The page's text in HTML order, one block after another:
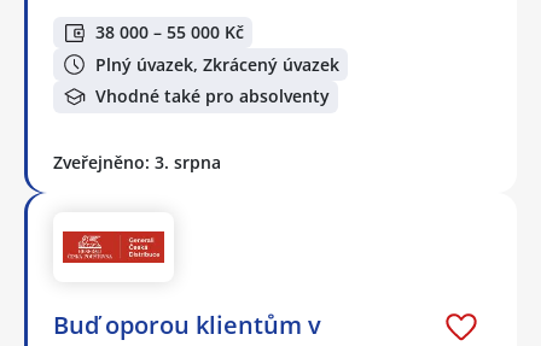
38 000 – 55 000 Kč
Plný úvazek, Zkrácený úvazek
Vhodné také pro absolventy
Zveřejněno: 3. srpna
Buď oporou klientům v